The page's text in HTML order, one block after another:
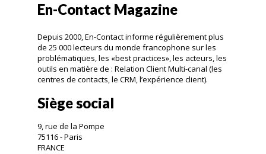
En-Contact Magazine
Depuis 2000, En-Contact informe régulièrement plus
de 25 000 lecteurs du monde francophone sur les
problématiques, les «best practices», les acteurs, les
outils en matière de : Relation Client Multi-canal (les
centres de contacts, le CRM, l’expérience client).
Siège social
9, rue de la Pompe
75116 - Paris
FRANCE